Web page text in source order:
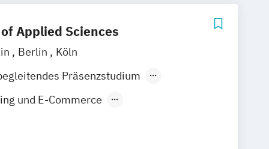
(dual)
Applied Sciences
Berlin
Köln
Präsenzstudium
Fernstudium
und E-Commerce